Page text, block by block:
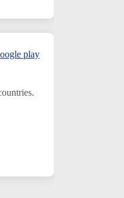
play